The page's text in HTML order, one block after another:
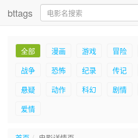
bttags
全部 漫画 游戏 冒险
战争
恐怖 纪录 传记
悬疑
动作 科幻 剧情
爱情